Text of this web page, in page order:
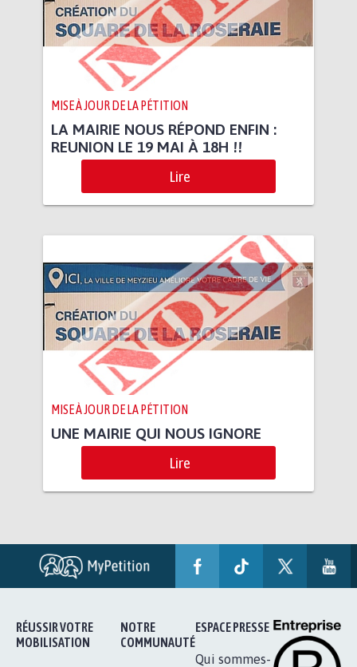
MISE À JOUR DE LA PÉTITION
LA MAIRIE NOUS RÉPOND ENFIN :
REUNION LE 19 MAI À 18H !!
Lire
MISE À JOUR DE LA PÉTITION
UNE MAIRIE QUI NOUS IGNORE
Lire
RÉUSSIR VOTRE
MOBILISATION
NOTRE
COMMUNAUTÉ
ESPACE PRESSE
Qui sommes-